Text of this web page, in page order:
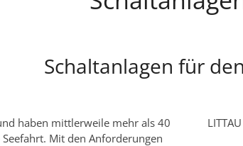
Schaltanlagen für
haben mittlerweile mehr als 40
Mit den Anforderungen